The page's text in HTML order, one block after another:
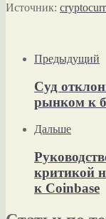
Источник:
Предыдущий
Суд
рынком к
Дальше
критикой
к Coinbase